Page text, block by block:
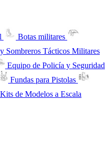
Botas militares
Sombreros Tácticos Militares
Equipo de Policía y Seguridad
Fundas para Pistolas
Kits de Modelos a Escala